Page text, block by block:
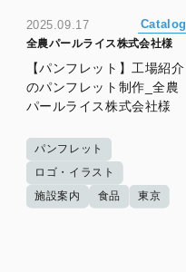
2025.09.17 Catalog
全農パールライス株式会社様
【パンフレット】工場紹介
のパンフレット制作_全農
パールライス株式会社様
パンフレット
ロゴ・イラスト
施設案内
食品 東京